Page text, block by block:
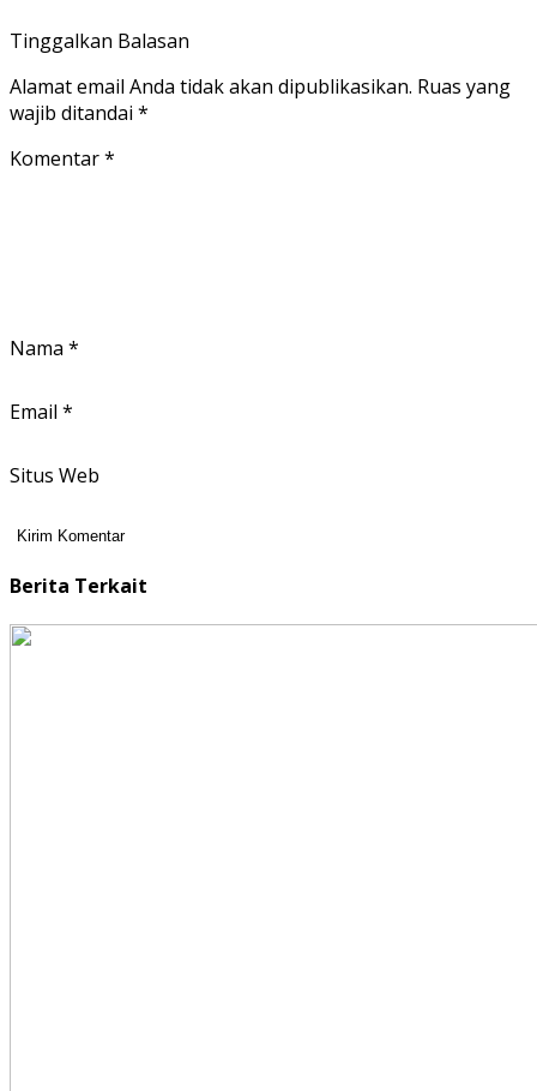
Tinggalkan Balasan
Alamat email Anda tidak akan dipublikasikan. Ruas yang
wajib ditandai *
Komentar*
Nama *
Email *
Situs Web
Berita Terkait